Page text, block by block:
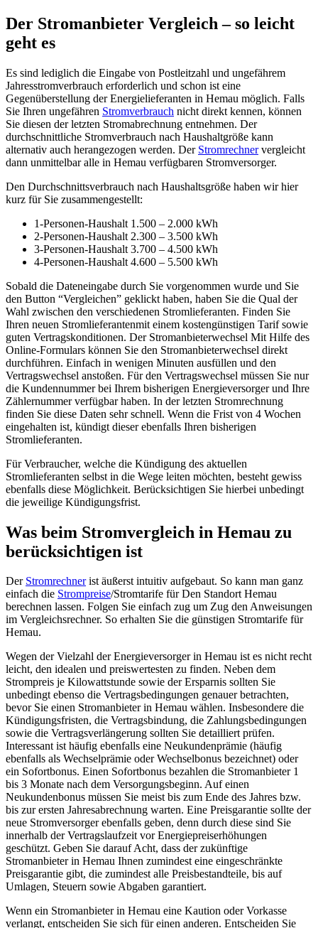
Der Stromanbieter Vergleich – so leicht
geht es
Es sind lediglich die Eingabe von Postleitzahl und ungefährem
Jahresstromverbrauch erforderlich und schon ist eine
Gegenüberstellung der Energielieferanten in Hemau möglich. Falls
Sie Ihren ungefähren Stromverbrauch nicht direkt kennen, können
Sie diesen der letzten Stromabrechnung entnehmen. Der
durchschnittliche Stromverbrauch nach Haushaltgröße kann
alternativ auch herangezogen werden. Der Stromrechnervergleicht
dann unmittelbar alle in Hemau verfügbaren Stromversorger.
Den Durchschnittsverbrauch nach Haushaltsgröße haben wir hier
kurz für Sie zusammengestellt:
1-Personen-Haushalt 1.500 – 2.000 kWh
2-Personen-Haushalt 2.300 – 3.500 kWh
3-Personen-Haushalt 3.700 – 4.500 kWh
4-Personen-Haushalt 4.600 – 5.500 kWh
Sobald die Dateneingabe durch Sie vorgenommen wurde und Sie
den Button “Vergleichen” geklickt haben, haben Sie die Qual der
Wahl zwischen den verschiedenen Stromlieferanten. Finden Sie
Ihren neuen Stromlieferantenmit einem kostengünstigen Tarif sowie
guten Vertragskonditionen. Der Stromanbieterwechsel Mit Hilfe des
Online-Formulars können Sie den Stromanbieterwechsel direkt
durchführen. Einfach in wenigen Minuten ausfüllen und den
Vertragswechsel anstoßen. Für den Vertragswechsel müssen Sie nur
die Kundennummer bei Ihrem bisherigen Energieversorger und Ihre
Zählernummer verfügbar haben. In der letzten Stromrechnung
finden Sie diese Daten sehr schnell. Wenn die Frist von 4 Wochen
eingehalten ist, kündigt dieser ebenfalls Ihren bisherigen
Stromlieferanten.
Für Verbraucher, welche die Kündigung des aktuellen
Stromlieferanten selbst in die Wege leiten möchten, besteht gewiss
ebenfalls diese Möglichkeit. Berücksichtigen Sie hierbei unbedingt
die jeweilige Kündigungsfrist.
Was beim Stromvergleich in Hemau zu
berücksichtigen ist
Der Stromrechnerist äußerst intuitiv aufgebaut. So kann man ganz
einfach die Strompreise/Stromtarife für Den Standort Hemau
berechnen lassen. Folgen Sie einfach zug um Zug den Anweisungen
im Vergleichsrechner. So erhalten Sie die günstigen Stromtarife für
Hemau.
Wegen der Vielzahl der Energieversorger in Hemau ist es nicht recht
leicht, den idealen und preiswertesten zu finden. Neben dem
Strompreis je Kilowattstunde sowie der Ersparnis sollten Sie
unbedingt ebenso die Vertragsbedingungen genauer betrachten,
bevor Sie einen Stromanbieter in Hemau wählen. Insbesondere die
Kündigungsfristen, die Vertragsbindung, die Zahlungsbedingungen
sowie die Vertragsverlängerung sollten Sie detailliert prüfen.
Interessant ist häufig ebenfalls eine Neukundenprämie (häufig
ebenfalls als Wechselprämie oder Wechselbonus bezeichnet) oder
ein Sofortbonus. Einen Sofortbonus bezahlen die Stromanbieter 1
bis 3 Monate nach dem Versorgungsbeginn. Auf einen
Neukundenbonus müssen Sie meist bis zum Ende des Jahres bzw.
bis zur ersten Jahresabrechnung warten. Eine Preisgarantie sollte der
neue Stromversorger ebenfalls geben, denn durch diese sind Sie
innerhalb der Vertragslaufzeit vor Energiepreiserhöhungen
geschützt. Geben Sie darauf Acht, dass der zukünftige
Stromanbieter in Hemau Ihnen zumindest eine eingeschränkte
Preisgarantie gibt, die zumindest alle Preisbestandteile, bis auf
Umlagen, Steuern sowie Abgaben garantiert.
Wenn ein Stromanbieter in Hemau eine Kaution oder Vorkasse
verlangt, entscheiden Sie sich für einen anderen. Entscheiden Sie